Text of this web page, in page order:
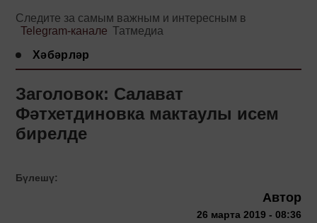
Следите за самым важным и интересным в
Telegram-канале Татмедиа
Хәбәрләр
Заголовок: Салават
Фәтхетдиновка мактаулы исем
бирелде
Бүлешү:
Автор
26 марта 2019 - 08:36